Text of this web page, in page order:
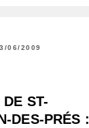
06/2009
ST-
DES-PRÉS :